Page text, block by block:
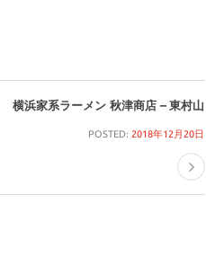
横浜家系ラーメン 秋津商店 – 東村山
POSTED: 2018年12月20日